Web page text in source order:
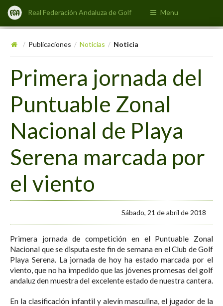
Real Federación Andaluza de Golf Menu
/ Publicaciones / Noticias / Noticia
Primera jornada del
Puntuable Zonal
Nacional de Playa
Serena marcada por
el viento
Sábado, 21 de abril de 2018
Primera jornada de competición en el Puntuable Zonal
Nacional que se disputa este fin de semana en el Club de Golf
Playa Serena. La jornada de hoy ha estado marcada por el
viento, que no ha impedido que las jóvenes promesas del golf
andaluz den muestra del excelente estado de nuestra cantera.
En la clasificación infantil y alevín masculina, el jugador de la